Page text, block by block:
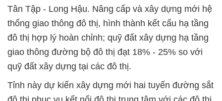
Tân Tập - Long Hậu. Nâng cấp và xây dựng mới hệ
thống giao thông đô thị, hình thành kết cấu hạ tầng
đô thị hợp lý hoàn chỉnh; quỹ đất xây dựng hạ tầng
giao thông đường bộ đô thị đạt 18% - 25% so với
quỹ đất xây dựng tại các đô thị.
Tỉnh này dự kiến xây dựng mới hai tuyến đường sắt